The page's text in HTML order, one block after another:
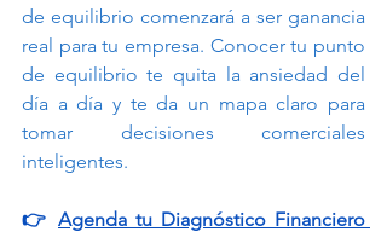
de equilibrio comenzará a ser ganancia
real para tu empresa. Conocer tu punto
de equilibrio te quita la ansiedad del
día a día y te da un mapa claro para
tomar decisiones comerciales
inteligentes.
👉 Agenda tu Diagnóstico Financiero